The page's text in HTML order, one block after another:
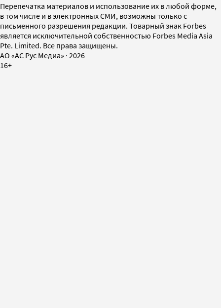
Перепечатка материалов и использование их в любой форме,
в том числе и в электронных СМИ, возможны только с
письменного разрешения редакции. Товарный знак Forbes
является исключительной собственностью Forbes Media Asia
Pte. Limited. Все права защищены.
AO «АС Рус Медиа» · 2026
16+